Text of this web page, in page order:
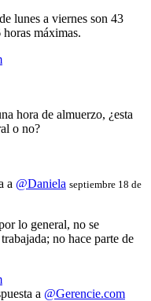
lunes a viernes son 43
máximas.
hora de almuerzo, ¿esta
o no?
a @Daniela septiembre 18 de
lo general, no se
no hace parte de
a @Gerencie.com